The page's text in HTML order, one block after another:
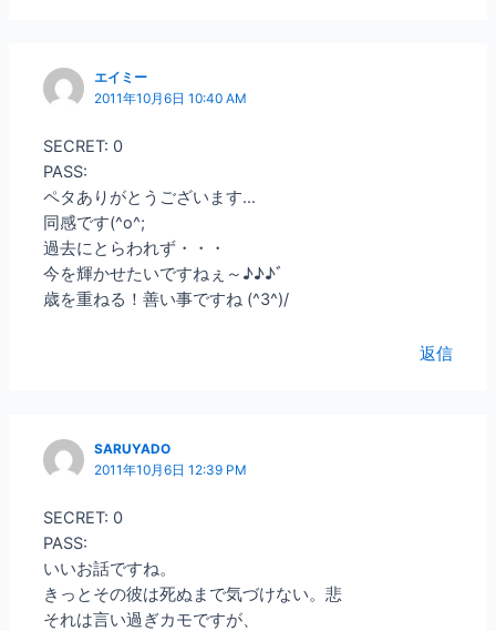
エイミー
2011年10月6日 10:40 AM
SECRET: 0
PASS:
ペタありがとうございます…
同感です(^o^;
過去にとらわれず・・・
今を輝かせたいですねぇ～♪♪♪ﾞ
歳を重ねる！善い事ですね (^3^)/
返信
SARUYADO
2011年10月6日 12:39 PM
SECRET: 0
PASS:
いいお話ですね。
きっとその彼は死ぬまで気づけない。悲
それは言い過ぎカモですが、